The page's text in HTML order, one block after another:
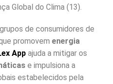
Global do Clima (13).
de consumidores de
promovem energia
App ajuda a mitigar os
e impulsiona a
estabelecidos pela